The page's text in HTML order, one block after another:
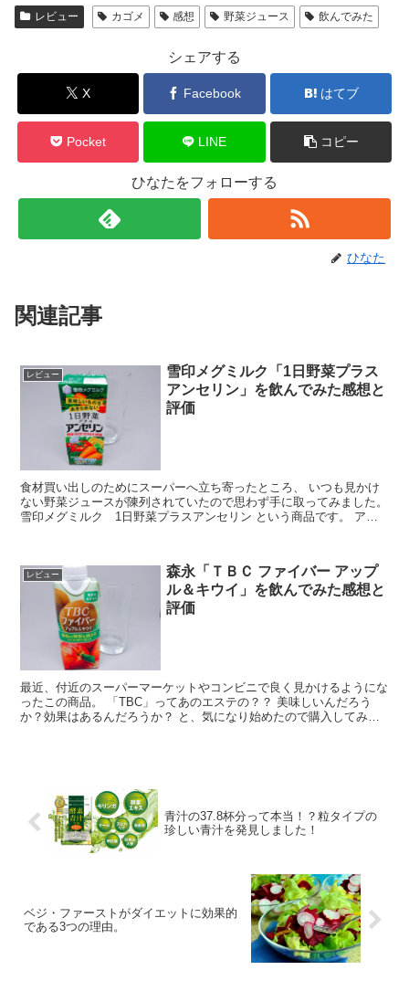
レビュー カゴメ 感想 野菜ジュース 飲んでみた
シェアする
X Facebook はてブ
Pocket LINE コピー
ひなたをフォローする
ひなた
関連記事
レビュー
雪印メグミルク「1日野菜プラス
アンセリン」を飲んでみた感想と
評価
食材買い出しのためにスーパーへ立ち寄ったところ、 いつも見かけ
ない野菜ジュースが陳列されていたので思わず手に取ってみました。
雪印メグミルク 1日野菜プラスアンセリン という商品です。 アン
レビュー
森永「ＴＢＣ ファイバー アップ
ル＆キウイ」を飲んでみた感想と
評価
最近、付近のスーパーマーケットやコンビニで良く見かけるようにな
ったこの商品。 「TBC」ってあのエステの？？ 美味しいんだろう
か？効果はあるんだろうか？ と、気になり始めたので購入してみま
青汁の37.8杯分って本当！？粒タイプの
珍しい青汁を発見しました！
ベジ・ファーストがダイエットに効果的
である3つの理由。